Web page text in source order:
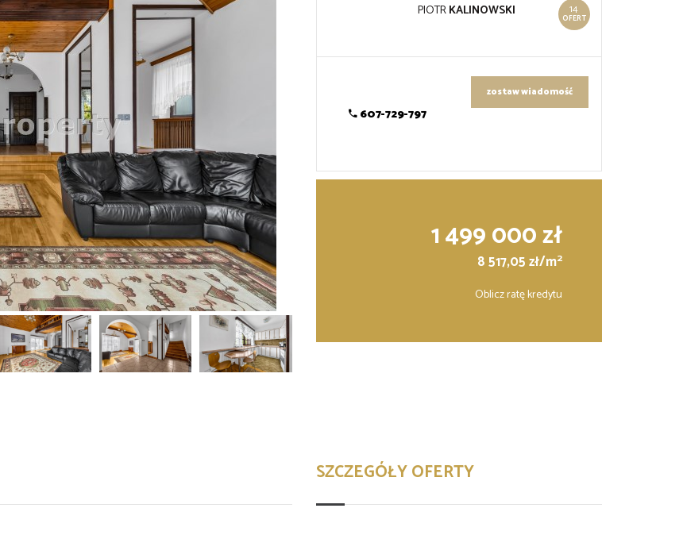
14
OFERT
PIOTRKALINOWSKI
607-729-797
zostaw wiadomość
1 499 000 zł
8 517,05 zł/m2
Oblicz ratę kredytu
SZCZEGÓŁY OFERTY